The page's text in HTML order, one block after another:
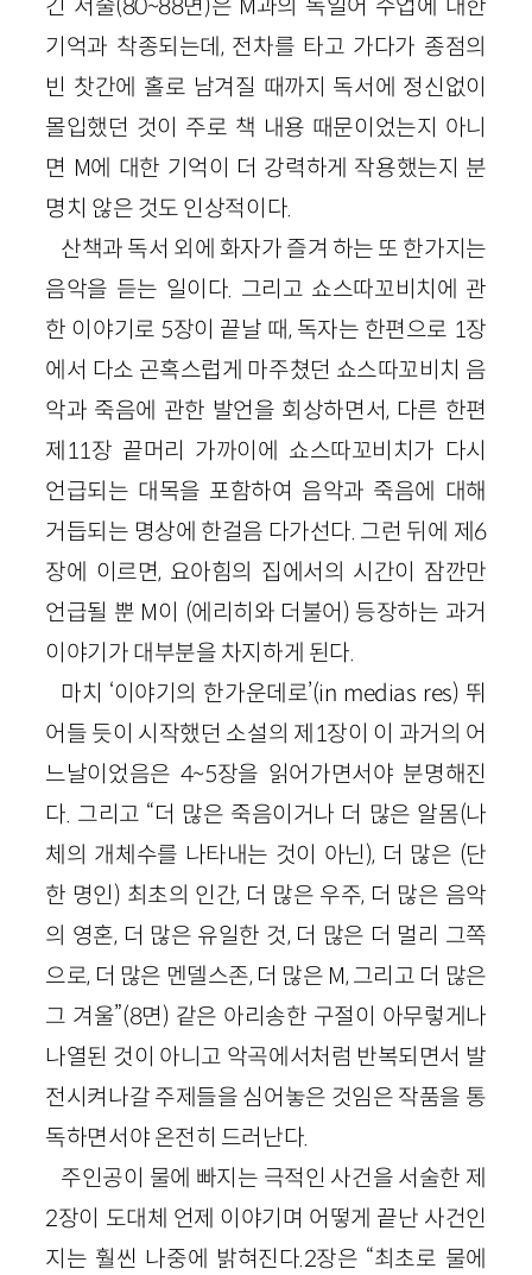
긴 서술(80~88면)은 M과의 독일어 수업에 대한
기억과 착종되는데, 전차를 타고 가다가 종점의
빈 찻간에 홀로 남겨질 때까지 독서에 정신없이
몰입했던 것이 주로 책 내용 때문이었는지 아니
면 M에 대한 기억이 더 강력하게 작용했는지 분
명치 않은 것도 인상적이다.
산책과 독서 외에 화자가 즐겨 하는 또 한가지는
음악을 듣는 일이다. 그리고 쇼스따꼬비치에 관
한 이야기로 5장이 끝날 때, 독자는 한편으로 1장
에서 다소 곤혹스럽게 마주쳤던 쇼스따꼬비치 음
악과 죽음에 관한 발언을 회상하면서, 다른 한편
제11장 끝머리 가까이에 쇼스따꼬비치가 다시
언급되는 대목을 포함하여 음악과 죽음에 대해
거듭되는 명상에 한걸음 다가선다. 그런 뒤에 제6
장에 이르면, 요아힘의 집에서의 시간이 잠깐만
언급될 뿐 M이 (에리히와 더불어) 등장하는 과거
이야기가 대부분을 차지하게 된다.
마치 ‘이야기의 한가운데로’(in medias res) 뛰
어들 듯이 시작했던 소설의 제1장이 이 과거의 어
느날이었음은 4~5장을 읽어가면서야 분명해진
다. 그리고 “더 많은 죽음이거나 더 많은 알몸(나
체의 개체수를 나타내는 것이 아닌), 더 많은 (단
한 명인) 최초의 인간, 더 많은 우주, 더 많은 음악
의 영혼, 더 많은 유일한 것, 더 많은 더 멀리 그쪽
으로, 더 많은 멘델스존, 더 많은 M, 그리고 더 많은
그 겨울”(8면) 같은 아리송한 구절이 아무렇게나
나열된 것이 아니고 악곡에서처럼 반복되면서 발
전시켜나갈 주제들을 심어놓은 것임은 작품을 통
독하면서야 온전히 드러난다.
주인공이 물에 빠지는 극적인 사건을 서술한 제
2장이 도대체 언제 이야기며 어떻게 끝난 사건인
지는 훨씬 나중에 밝혀진다.2장은 “최초로 물에